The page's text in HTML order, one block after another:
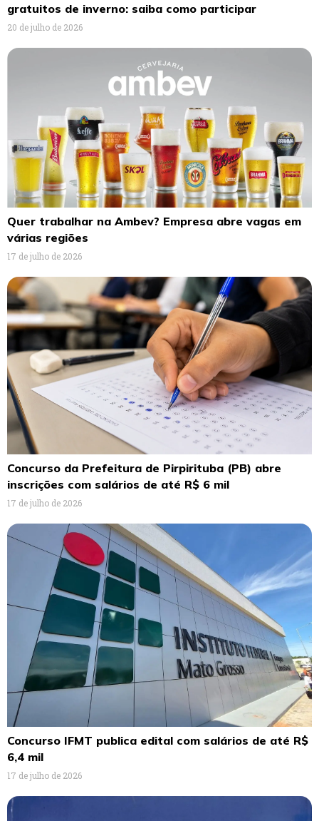
gratuitos de inverno: saiba como participar
20 de julho de 2026
Quer trabalhar na Ambev? Empresa abre vagas em
várias regiões
17 de julho de 2026
Concurso da Prefeitura de Pirpirituba (PB) abre
inscrições com salários de até R$ 6 mil
17 de julho de 2026
Concurso IFMT publica edital com salários de até R$
6,4 mil
17 de julho de 2026